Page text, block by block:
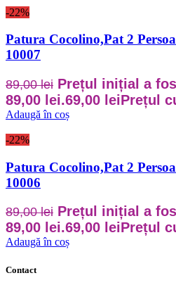
-22%
Patura Cocolino,Pat 2
10007
89,00lei Prețul inițial a
89,00 lei.69,00 leiPrețul
Adaugă în coș
-22%
Patura Cocolino,Pat 2
10006
89,00lei Prețul inițial a
89,00 lei.69,00 leiPrețul
Adaugă în coș
Contact